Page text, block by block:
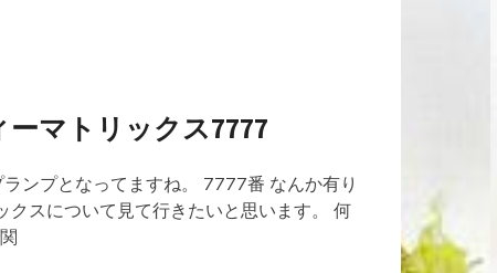
ーマトリックス7777
ンプとなってますね。 7777番 なんか有り
スについて見て行きたいと思います。 何